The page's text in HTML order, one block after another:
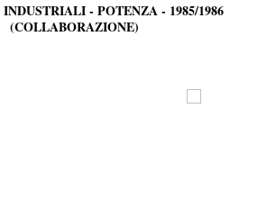
- POTENZA - 1985/1986
(COLLABORAZIONE)